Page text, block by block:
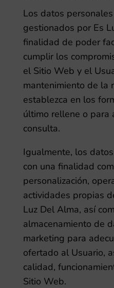
Los datos
gestionados por Es
finalidad de poder
cumplir los
el Sitio Web y el
mantenimiento de la
establezca en los
último rellene o para
consulta.
Igualmente, los
con una finalidad
personalización,
actividades propias
Luz Del Alma, así
almacenamiento de
marketing para
ofertado al Usuario,
calidad,
Sitio Web.